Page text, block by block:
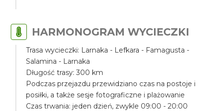
HARMONOGRAM WYCIECZKI
Trasa wycieczki: Larnaka - Lefkara - Famagusta -
Salamina - Larnaka
Długość trasy: 300 km
Podczas przejazdu przewidziano czas na postoje i
posiłki, a także sesje fotograficzne i plażowanie
Czas trwania: jeden dzień, zwykle 09:00 - 20:00